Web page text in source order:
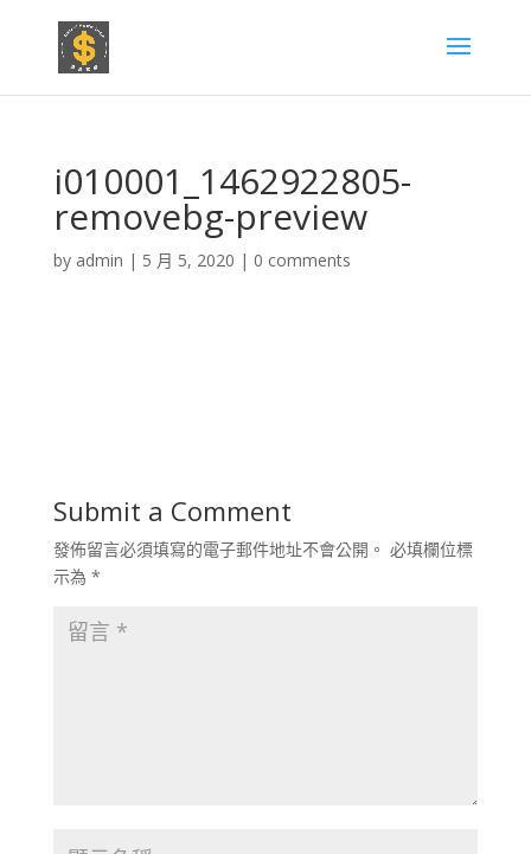
i010001_1462922805-
removebg-preview
by admin | 5 月 5, 2020 | 0 comments
Submit a Comment
發佈留言必須填寫的電子郵件地址不會公開。 必填欄位標
示為 *